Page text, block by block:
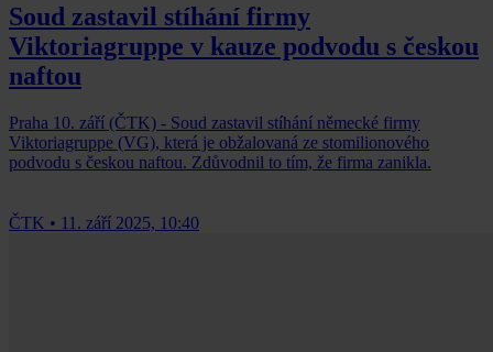
Soud zastavil stíhání firmy
Viktoriagruppe v kauze podvodu s českou
naftou
Praha 10. září (ČTK) - Soud zastavil stíhání německé firmy
Viktoriagruppe (VG), která je obžalovaná ze stomilionového
podvodu s českou naftou. Zdůvodnil to tím, že firma zanikla.
ČTK • 11. září 2025, 10:40